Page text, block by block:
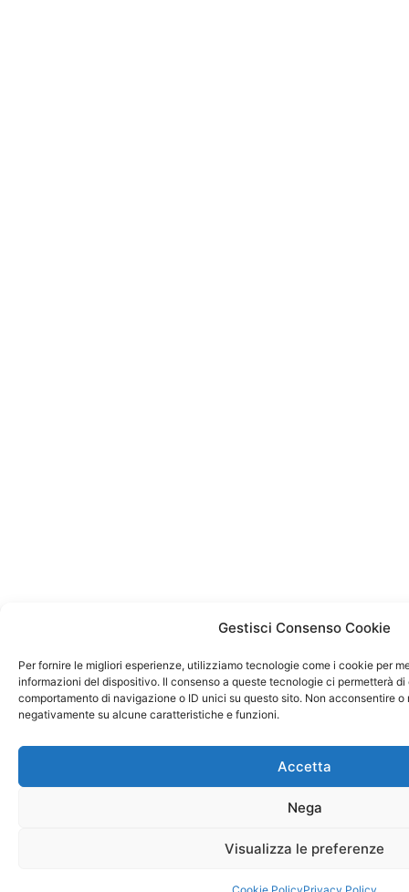
Gestisci Consenso Cookie
Per fornire le migliori esperienze, utilizziamo tecnologie come i cookie per
informazioni del dispositivo. Il consenso a queste tecnologie ci permetterà
comportamento di navigazione o ID unici su questo sito. Non acconsentire
negativamente su alcune caratteristiche e funzioni.
Accetta
Nega
Visualizza le preferenze